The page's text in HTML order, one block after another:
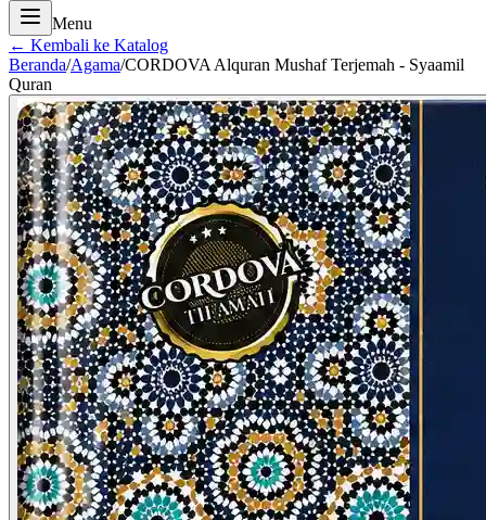
Menu
← Kembali ke Katalog
Beranda/Agama/CORDOVA Alquran Mushaf Terjemah - Syaamil
Quran